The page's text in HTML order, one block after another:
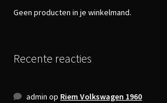
Geen producten in je winkelmand.
Recente reacties
admin op Riem Volkswagen 1960